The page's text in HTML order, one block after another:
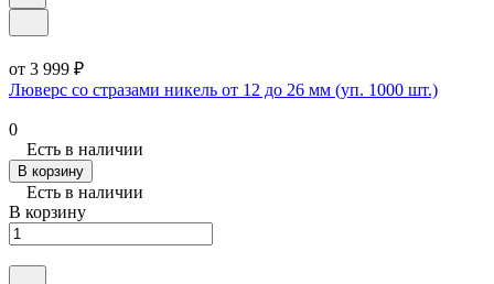
от 3 999 ₽
Люверс со стразами никель от 12 до 26 мм (уп. 1000 шт.)
0
Есть в наличии
В корзину
Есть в наличии
В корзину